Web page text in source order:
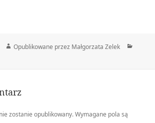
Autor
Opublikowane przez Małgorzata Zelek
zostanie opublikowany. Wymagane pola są